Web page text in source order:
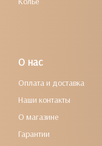
О нас
Оплата и доставка
Наши контакты
О магазине
Гарантии